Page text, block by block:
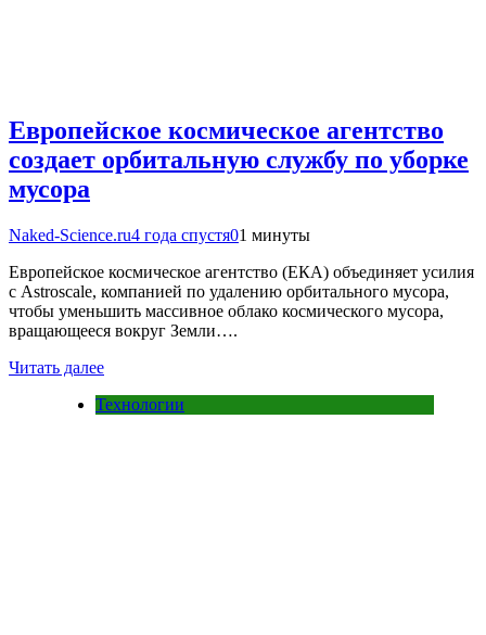
Европейское космическое агентство
создает орбитальную службу по уборке
мусора
Naked-Science.ru4 года спустя01 минуты
Европейское космическое агентство (ЕКА) объединяет усилия
с Astroscale, компанией по удалению орбитального мусора,
чтобы уменьшить массивное облако космического мусора,
вращающееся вокруг Земли….
Читать далее
Технологии